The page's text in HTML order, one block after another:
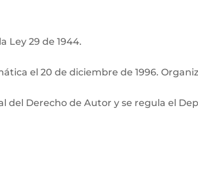
Ley 29 de 1944.
el 20 de diciembre de 1996.
del Derecho de Autor y se regula el